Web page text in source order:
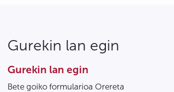
Gurekin lan egin
Gurekin lan egin
Bete goiko formularioa Orereta